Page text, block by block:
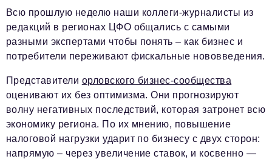
Всю прошлую неделю наши коллеги-журналисты из
редакций в регионах ЦФО общались с самыми
разными экспертами чтобы понять – как бизнес и
потребители переживают фискальные нововведения.
Представители орловского бизнес-сообщества
оценивают их без оптимизма. Они прогнозируют
волну негативных последствий, которая затронет всю
экономику региона. По их мнению, повышение
налоговой нагрузки ударит по бизнесу с двух сторон:
напрямую – через увеличение ставок, и косвенно —